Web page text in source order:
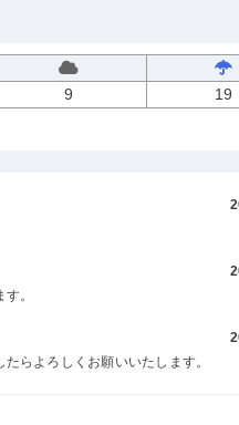
9 19
。
らよろしくお願いいたします。